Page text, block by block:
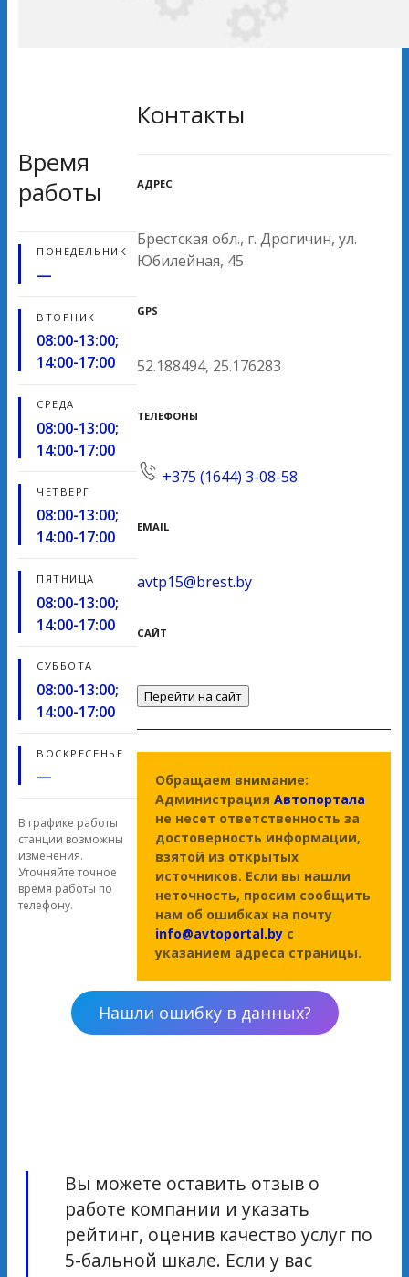
Время
работы
ПОНЕДЕЛЬНИК
—
ВТОРНИК
08:00-13:00;
14:00-17:00
СРЕДА
08:00-13:00;
14:00-17:00
ЧЕТВЕРГ
08:00-13:00;
14:00-17:00
ПЯТНИЦА
08:00-13:00;
14:00-17:00
СУББОТА
08:00-13:00;
14:00-17:00
ВОСКРЕСЕНЬЕ
—
В графике работы
станции возможны
изменения.
Уточняйте точное
время работы по
телефону.
Контакты
АДРЕС
Брестская обл., г. Дрогичин, ул.
Юбилейная, 45
GPS
52.188494, 25.176283
ТЕЛЕФОНЫ
+375 (1644) 3-08-58
EMAIL
avtp15@brest.by
САЙТ
Перейти на сайт
Обращаем внимание:
Администрация Автопортала
не несет ответственность за
достоверность информации,
взятой из открытых
источников. Если вы нашли
неточность, просим сообщить
нам об ошибках на почту
info@avtoportal.by с
указанием адреса страницы.
Нашли ошибку в данных?
Вы можете оставить отзыв о
работе компании и указать
рейтинг, оценив качество услуг по
5-бальной шкале. Если у вас